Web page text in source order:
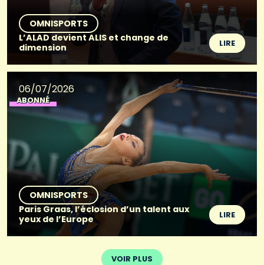
OMNISPORTS
L’ALAD devient ALIS et change de
dimension
LIRE
06/07/2026
ABONNÉ
OMNISPORTS
Paris Graas, l’éclosion d’un talent aux
yeux de l’Europe
LIRE
VOIR PLUS